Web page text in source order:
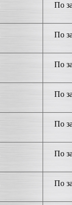
По
По
По
По
По
По
По